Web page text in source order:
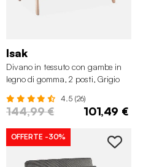
Isak
Divano in tessuto con gambe in
legno di gomma, 2 posti, Grigio
4.5 (26)
144,99 € 101,49 €
OFFERTE -30%